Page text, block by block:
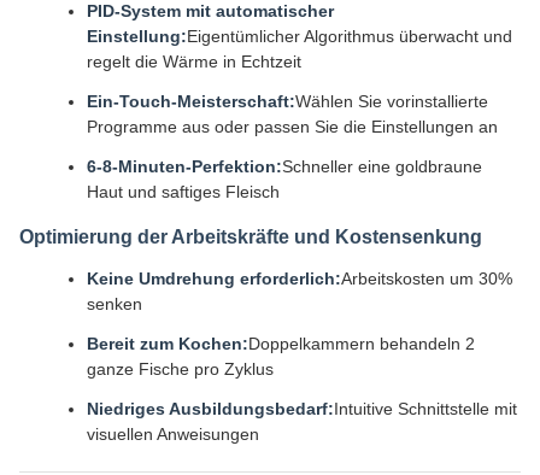
PID-System mit automatischer
Einstellung:Eigentümlicher Algorithmus überwacht und
regelt die Wärme in Echtzeit
Ein-Touch-Meisterschaft:Wählen Sie vorinstallierte
Programme aus oder passen Sie die Einstellungen an
6-8-Minuten-Perfektion:Schneller eine goldbraune
Haut und saftiges Fleisch
Optimierung der Arbeitskräfte und Kostensenkung
Keine Umdrehung erforderlich:Arbeitskosten um 30%
senken
Bereit zum Kochen:Doppelkammern behandeln 2
ganze Fische pro Zyklus
Niedriges Ausbildungsbedarf:Intuitive Schnittstelle mit
visuellen Anweisungen